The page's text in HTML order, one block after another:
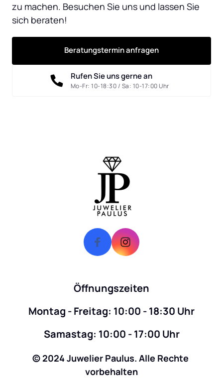
zu machen. Besuchen Sie uns und lassen Sie
sich beraten!
Beratungstermin anfragen
Rufen Sie uns gerne an
Mo-Fr: 10-18:30 / Sa: 10-17:00 Uhr
Öffnungszeiten
Montag - Freitag: 10:00 - 18:30 Uhr
Samastag: 10:00 - 17:00 Uhr
© 2024 Juwelier Paulus. Alle Rechte
vorbehalten